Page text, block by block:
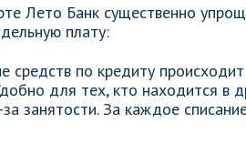
Лето Банк существенно
плату:
средств по кредиту
для тех, кто находится в
занятости. За каждое